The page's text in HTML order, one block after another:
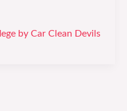
by Car Clean Devils